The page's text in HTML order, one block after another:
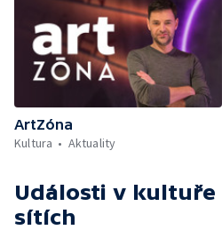
ArtZóna
Kultura
Aktuality
Události v kultuře
sítích